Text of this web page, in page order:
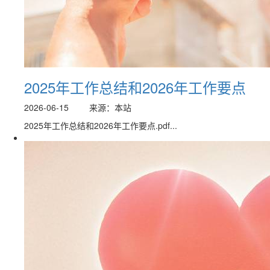
2025年工作总结和2026年工作要点
2026-06-15
来源：本站
2025年工作总结和2026年工作要点.pdf...